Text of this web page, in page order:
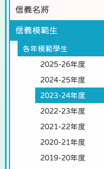
信義名將
信義模範生
各年模範學生
2025-26年度
2024-25年度
2023-24年度
2022-23年度
2021-22年度
2020-21年度
2019-20年度